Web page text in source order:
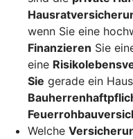
wenn Sie eine
Finanzieren Sie
eine
Sie gerade ein
Welche